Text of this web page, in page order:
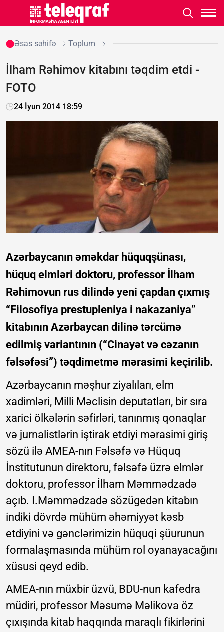
Əsas səhifə Toplum
İlham Rəhimov kitabını təqdim etdi -
FOTO
24 İyun 2014 18:59
Azərbaycanın əməkdar hüquqşünası,
hüquq elmləri doktoru, professor İlham
Rəhimovun rus dilində yeni çapdan çıxmış
“Filosofiya prestupleniya i nakazaniya”
kitabının Azərbaycan dilinə tərcümə
edilmiş variantının (“Cinayət və cəzanın
fəlsəfəsi”) təqdimetmə mərasimi keçirilib.
Azərbaycanın məşhur ziyalıları, elm
xadimləri, Milli Məclisin deputatları, bir sıra
xarici ölkələrin səfirləri, tanınmış qonaqlar
və jurnalistlərin iştirak etdiyi mərasimi giriş
sözü ilə AMEA-nın Fəlsəfə və Hüquq
İnstitutunun direktoru, fəlsəfə üzrə elmlər
doktoru, professor İlham Məmmədzadə
açıb. I.Məmmədzadə sözügedən kitabın
indiki dövrdə mühüm əhəmiyyət kəsb
etdiyini və gənclərimizin hüquqi şüurunun
formalaşmasında mühüm rol oyanayacağını
xüsusi qeyd edib.
AMEA-nın müxbir üzvü, BDU-nun kafedra
müdiri, professor Məsumə Məlikova öz
çıxışında kitab haqqında maraqlı fikirlərini